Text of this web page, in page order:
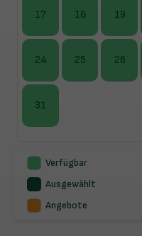
17 18 19
24 25 26
31
Verfügbar
Ausgewählt
Angebote